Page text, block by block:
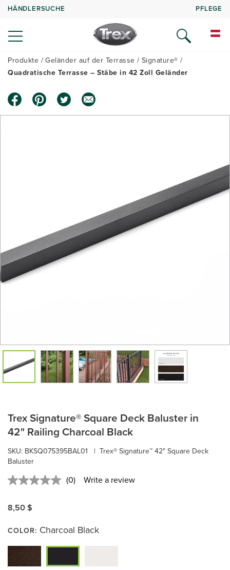
HÄNDLERSUCHE PFLEGE
Produkte Geländer auf der Terrasse
Signature®
Quadratische Terrasse – Stäbe in 42 Zoll Geländer
Trex Signature® Square Deck Baluster in
42" Railing Charcoal Black
SKU: BKSQ075395BAL01 | Trex® Signature™ 42" Square Deck
Baluster
No
link.
(0) Write a review
8,50 $
COLOR: Charcoal Black